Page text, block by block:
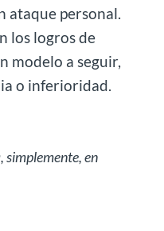
ataque personal.
los logros de
modelo a seguir,
o inferioridad.
simplemente, en